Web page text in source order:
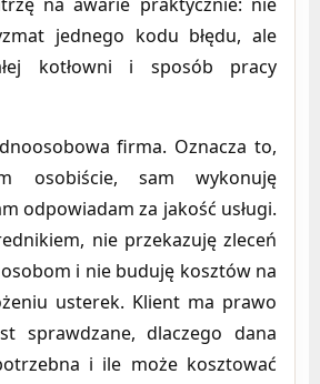
jednego kodu błędu, ale
kotłowni i sposób pracy
firma. Oznacza to,
osobiście, sam wykonuję
odpowiadam za jakość usługi.
nie przekazuję zleceń
i nie buduję kosztów na
usterek. Klient ma prawo
sprawdzane, dlaczego dana
i ile może kosztować